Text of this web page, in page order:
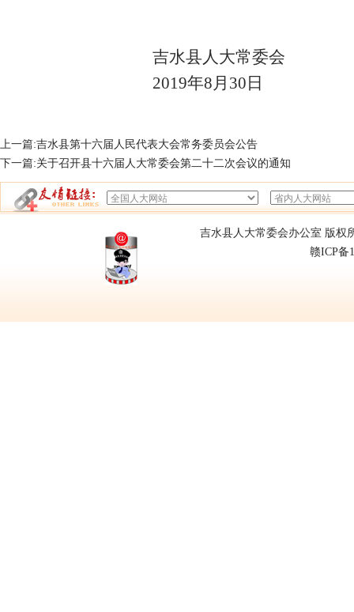
吉水县人大常委会
2019年8月30日
上一篇:吉水县第十六届人民代表大会常务委员会公告
下一篇:关于召开县十六届人大常委会第二十二次会议的通知
吉水县人大常委会办公室 版权
赣ICP备